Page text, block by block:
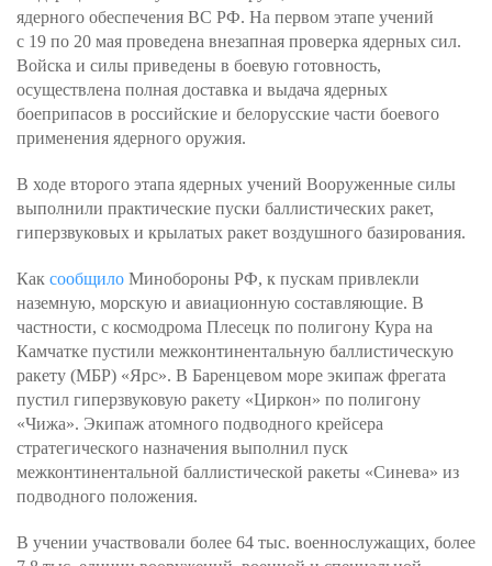
ядерного обеспечения ВС РФ. На первом этапе учений
с 19 по 20 мая проведена внезапная проверка ядерных сил.
Войска и силы приведены в боевую готовность,
осуществлена полная доставка и выдача ядерных
боеприпасов в российские и белорусские части боевого
применения ядерного оружия.
В ходе второго этапа ядерных учений Вооруженные силы
выполнили практические пуски баллистических ракет,
гиперзвуковых и крылатых ракет воздушного базирования.
Как сообщило Минобороны РФ, к пускам привлекли
наземную, морскую и авиационную составляющие. В
частности, с космодрома Плесецк по полигону Кура на
Камчатке пустили межконтинентальную баллистическую
ракету (МБР) «Ярс». В Баренцевом море экипаж фрегата
пустил гиперзвуковую ракету «Циркон» по полигону
«Чижа». Экипаж атомного подводного крейсера
стратегического назначения выполнил пуск
межконтинентальной баллистической ракеты «Синева» из
подводного положения.
В учении участвовали более 64 тыс. военнослужащих, более